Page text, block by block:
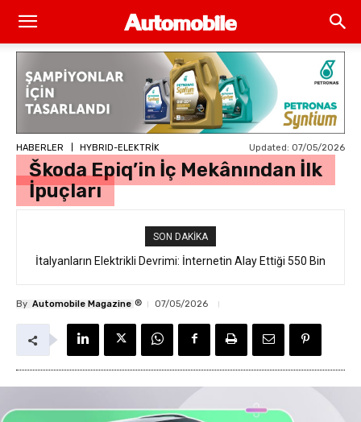
HABERLER HYBRID-ELEKTRİK Updated: 07/05/2026
Škoda Epiq’in İç Mekânından İlk
İpuçları
SON DAKIKA
İtalyanların Elektrikli Devrimi: İnternetin Alay Ettiği 550 Bin
By Automobile Magazine ® 07/05/2026